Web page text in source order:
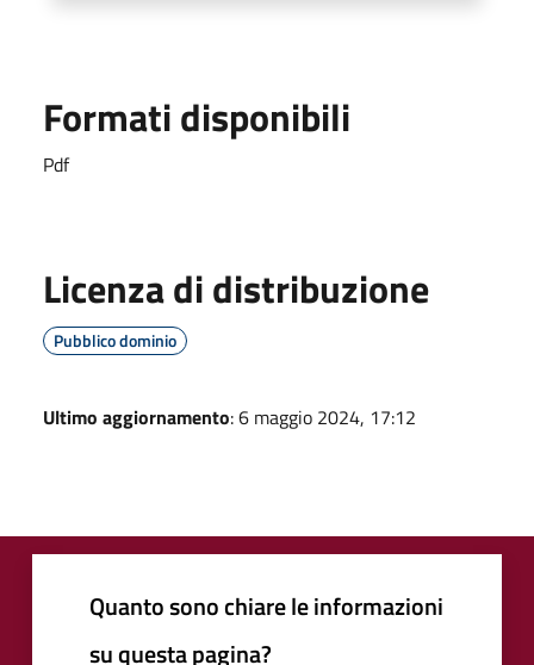
Formati disponibili
Pdf
Licenza di distribuzione
Pubblico dominio
Ultimo aggiornamento: 6 maggio 2024, 17:12
Quanto sono chiare le informazioni
su questa pagina?